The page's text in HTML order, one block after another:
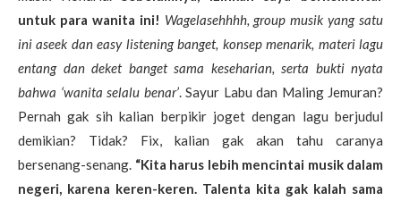
untuk para wanita ini! Wagelasehhhh, group musik yang satu
ini aseek dan easy listening banget, konsep menarik, materi lagu
entang dan deket banget sama keseharian, serta bukti nyata
bahwa ‘wanita selalu benar’. Sayur Labu dan Maling Jemuran?
Pernah gak sih kalian berpikir joget dengan lagu berjudul
demikian? Tidak? Fix, kalian gak akan tahu caranya
bersenang-senang. “Kita harus lebih mencintai musik dalam
negeri, karena keren-keren. Talenta kita gak kalah sama